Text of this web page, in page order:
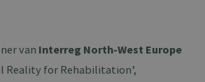
van Interreg North-West Europe
Reality for Rehabilitation’,